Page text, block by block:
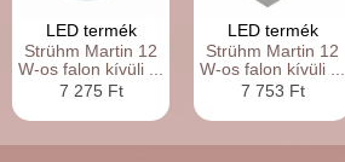
LED termék
Strühm Martin 12
W-os falon kívüli ...
7 275 Ft
LED termék
Strühm Martin 12
W-os falon kívüli ...
7 753 Ft